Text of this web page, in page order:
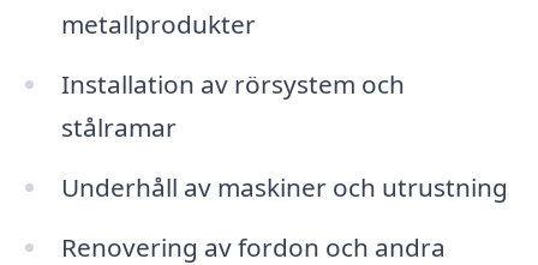
metallprodukter
Installation av rörsystem och
stålramar
Underhåll av maskiner och utrustning
Renovering av fordon och andra